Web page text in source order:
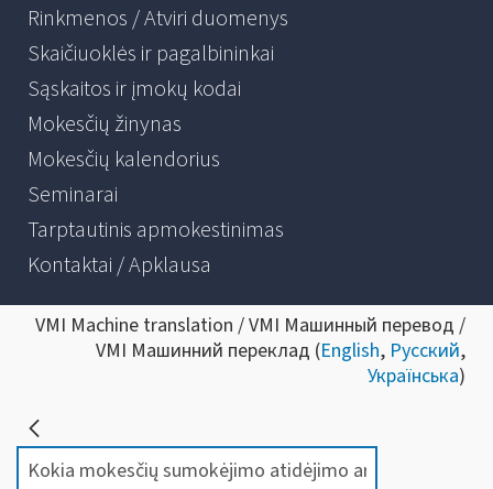
Rinkmenos / Atviri duomenys
Skaičiuoklės ir pagalbininkai
Sąskaitos ir įmokų kodai
Mokesčių žinynas
Mokesčių kalendorius
Seminarai
Tarptautinis apmokestinimas
Kontaktai / Apklausa
VMI Machine translation / VMI Машинный перевод /
VMI Машинний переклад (English, Русский,
Українська)